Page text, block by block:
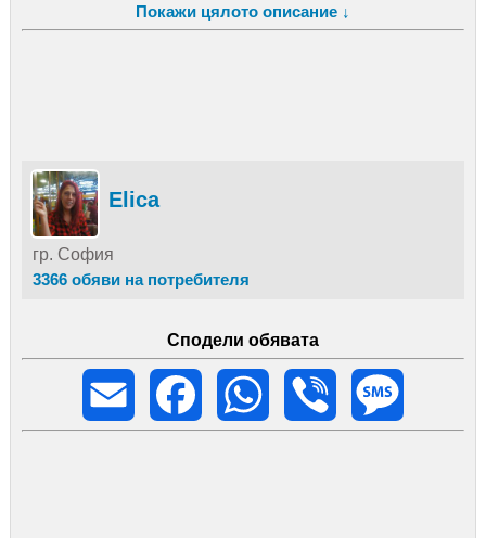
Покажи цялото описание ↓
Elica
гр. София
3366 обяви на потребителя
Сподели обявата
Email
Facebook WhatsApp Viber